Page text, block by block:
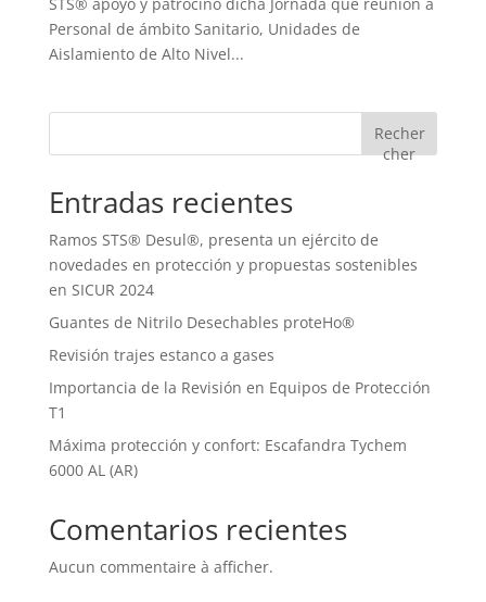
Personal de ámbito Sanitario, Unidades de
Aislamiento de Alto Nivel...
Recher
cher
Entradas recientes
Ramos STS® Desul®, presenta un ejército de
novedades en protección y propuestas sostenibles
en SICUR 2024
Guantes de Nitrilo Desechables proteHo®
Revisión trajes estanco a gases
Importancia de la Revisión en Equipos de Protección
T1
Máxima protección y confort: Escafandra Tychem
6000 AL (AR)
Comentarios recientes
Aucun commentaire à afficher.